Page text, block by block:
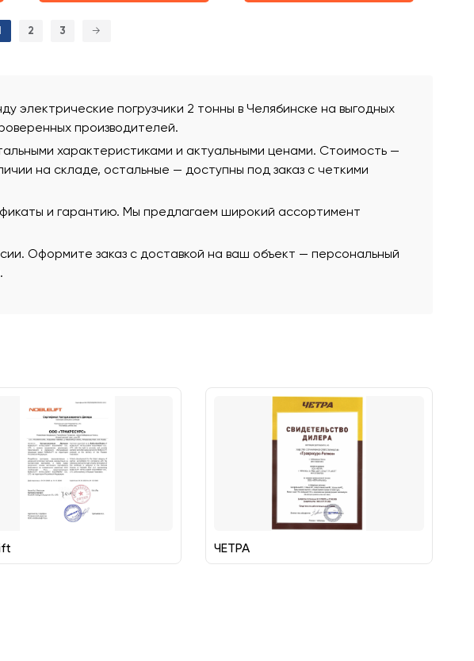
2 3 →
электрические погрузчики 2 тонны в Челябинске на выгодных
производителей.
характеристиками и актуальными ценами. Стоимость —
на складе, остальные — доступны под заказ с четкими
и гарантию. Мы предлагаем широкий ассортимент
Оформите заказ с доставкой на ваш объект — персональный
ЧЕТРА